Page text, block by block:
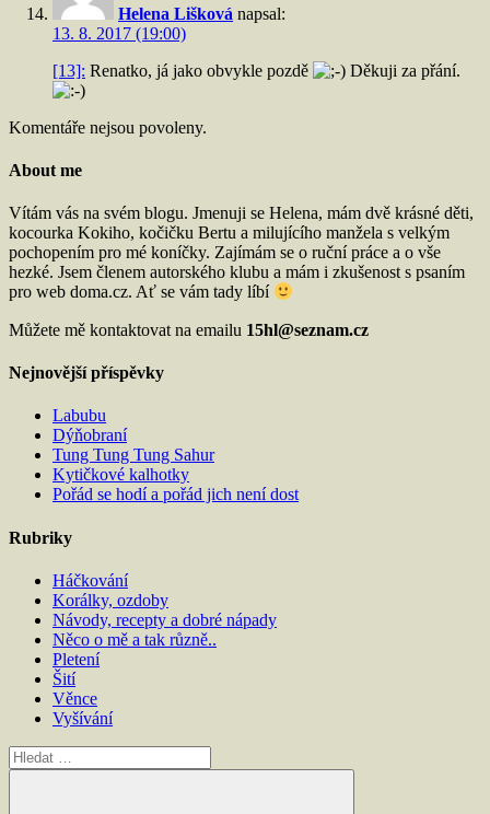
Helena Lišková napsal:
13. 8. 2017 (19:00)
[13]: Renatko, já jako obvykle pozdě Děkuji za přání.
Komentáře nejsou povoleny.
About me
Vítám vás na svém blogu. Jmenuji se Helena, mám dvě krásné děti,
kocourka Kokiho, kočičku Bertu a milujícího manžela s velkým
pochopením pro mé koníčky. Zajímám se o ruční práce a o vše
hezké. Jsem členem autorského klubu a mám i zkušenost s psaním
pro web doma.cz. Ať se vám tady líbí
Můžete mě kontaktovat na emailu 15hl@seznam.cz
Nejnovější příspěvky
Labubu
Dýňobraní
Tung Tung Tung Sahur
Kytičkové kalhotky
Pořád se hodí a pořád jich není dost
Rubriky
Háčkování
Korálky, ozdoby
Návody, recepty a dobré nápady
Něco o mě a tak různě..
Pletení
Šití
Věnce
Vyšívání
Hledat: